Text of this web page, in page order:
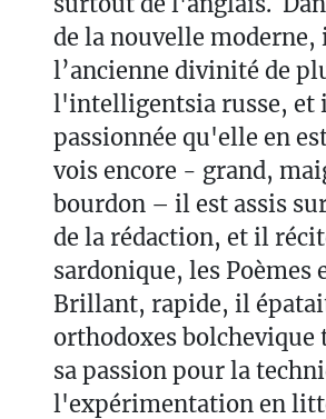
de la nouvelle
l’ancienne divinité de
l'intelligentsia russe, et
passionnée qu'elle en
vois encore - grand,
bourdon – il est assis
de la rédaction, et il
sardonique, les Poèmes
Brillant, rapide, il
orthodoxes bolchevique
sa passion pour la
l'expérimentation en